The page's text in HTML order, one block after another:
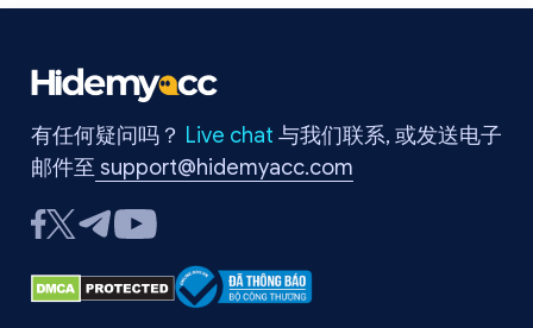
有任何疑问吗？ Live chat 与我们联系, 或发送电子
邮件至 support@hidemyacc.com